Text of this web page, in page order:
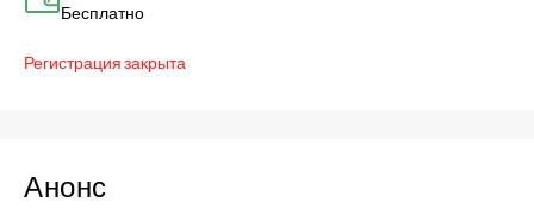
Регистрация закрыта
Бесплатно
Анонс